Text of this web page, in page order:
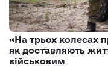
«На трьох колесах
як доставляють
військовим